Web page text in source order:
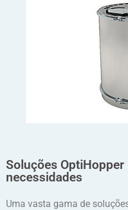
Soluções OptiHopper
necessidades
Uma vasta gama de